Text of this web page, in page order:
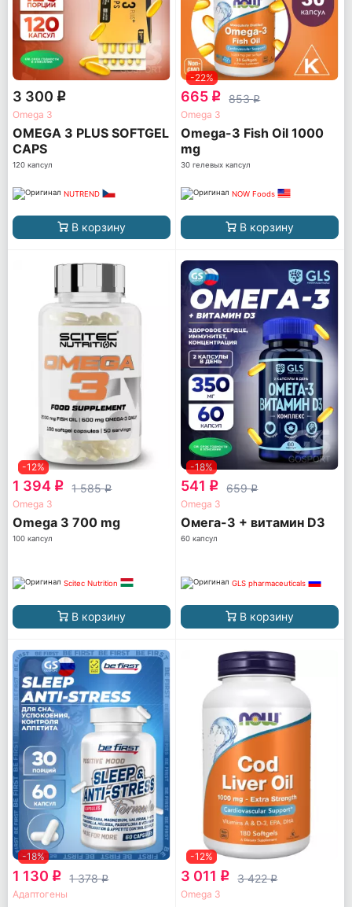
3 300 q
Omega 3
OMEGA 3 PLUS SOFTGEL
CAPS
120 капсул
NUTREND
В корзину
-22%
665 q 853q
Omega 3
Omega-3 Fish Oil 1000
mg
30 гелевых капсул
NOW Foods
В корзину
-12%
1 394 q 1 585q
Omega 3
Omega 3 700 mg
100 капсул
Scitec Nutrition
В корзину
-18%
541 q 659q
Omega 3
Омега-3 + витамин D3
60 капсул
GLS pharmaceuticals
В корзину
-18%
1 130 q 1 378q
Адаптогены
-12%
3 011 q 3 422q
Omega 3